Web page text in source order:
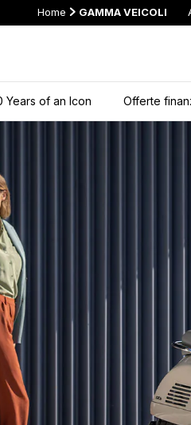
Home GAMMA VEICOLI
Years of an Icon Offerte